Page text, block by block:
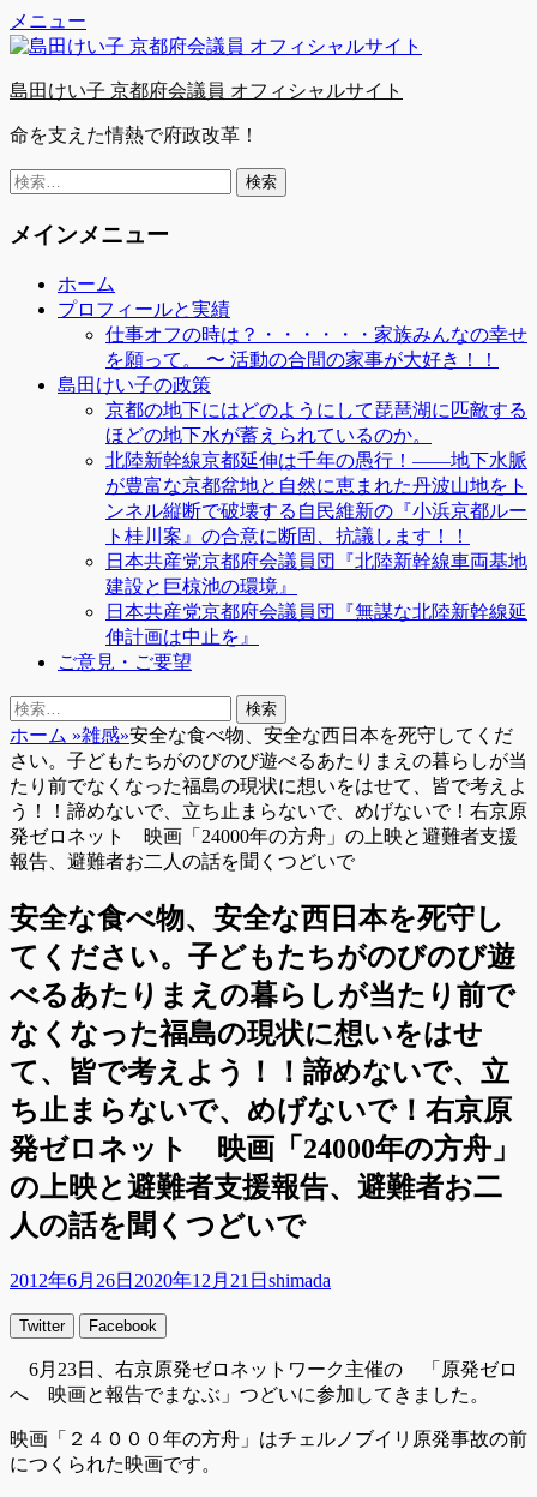
コ
ン
ン
へ
ス
キ
ッ
プ
Facebook
Twitter
YouTube
メニュー
島田けい子 京都府会議員 オフィシャルサイト
命を支えた情熱で府政改革！
検
メインメニュー
ホーム
プロフィールと実績
仕事オフの時は？・・・・・・家族みんなの幸せ
を願って。 〜 活動の合間の家事が大好き！！
島田けい子の政策
京都の地下にはどのようにして琵琶湖に匹敵する
ほどの地下水が蓄えられているのか。
北陸新幹線京都延伸は千年の愚行！――地下水脈
が豊富な京都盆地と自然に恵まれた丹波山地をト
ンネル縦断で破壊する自民維新の『小浜京都ルー
ト桂川案』の合意に断固、抗議します！！
日本共産党京都府会議員団『北陸新幹線車両基地
建設と巨椋池の環境』
日本共産党京都府会議員団『無謀な北陸新幹線延
伸計画は中止を』
ご意見・ご要望
検
索
検
索:
ホーム »雑感»安全な食べ物、安全な西日本を死守してくだ
さい。子どもたちがのびのび遊べるあたりまえの暮らしが当
たり前でなくなった福島の現状に想いをはせて、皆で考えよ
う！！諦めないで、立ち止まらないで、めげないで！右京原
発ゼロネット 映画「24000年の方舟」の上映と避難者支援
報告、避難者お二人の話を聞くつどいで
安全な食べ物、安全な西日本を死守し
てください。子どもたちがのびのび遊
べるあたりまえの暮らしが当たり前で
なくなった福島の現状に想いをはせ
て、皆で考えよう！！諦めないで、立
ち止まらないで、めげないで！右京原
発ゼロネット 映画「24000年の方舟」
の上映と避難者支援報告、避難者お二
人の話を聞くつどいで
投
日
2012年6月26日 2020年12月21日 投
shimada
Twitter Facebook
6月23日、右京原発ゼロネットワーク主催の 「原発ゼロ
へ 映画と報告でまなぶ」つどいに参加してきました。
映画「２４０００年の方舟」はチェルノブイリ原発事故の前
につくられた映画です。